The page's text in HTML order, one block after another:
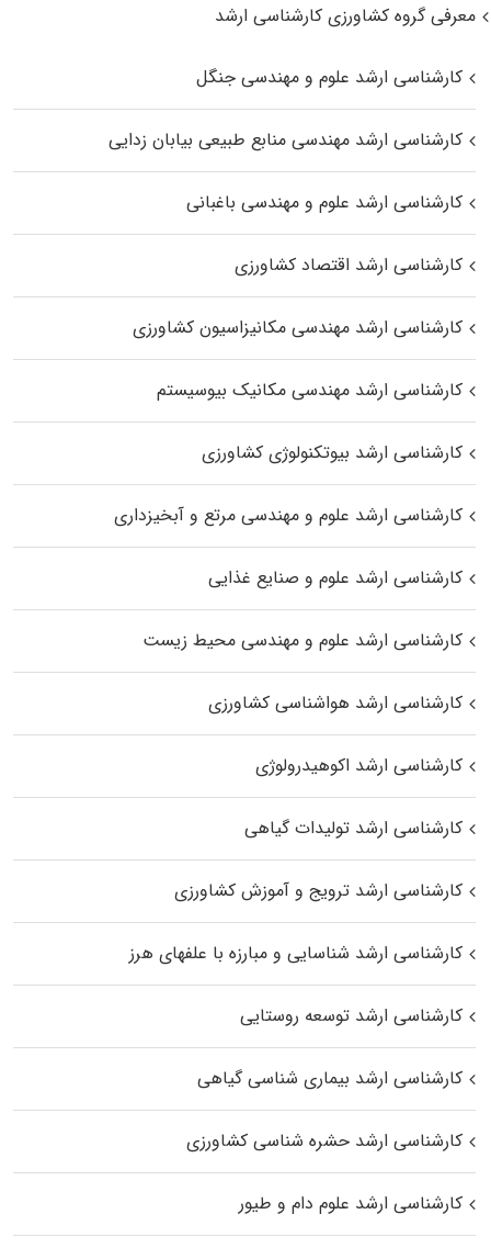
معرفی گروه کشاورزی کارشناسی ارشد
کارشناسی ارشد علوم و مهندسی جنگل
کارشناسی ارشد مهندسی منابع طبیعی بیابان زدایی
کارشناسی ارشد علوم و مهندسی باغبانی
کارشناسی ارشد اقتصاد کشاورزی
کارشناسی ارشد مهندسی مکانیزاسیون کشاورزی
کارشناسی ارشد مهندسی مکانیک بیوسیستم
کارشناسی ارشد بیوتکنولوژی کشاورزی
کارشناسی ارشد علوم و مهندسی مرتع و آبخیزداری
کارشناسی ارشد علوم و صنایع غذایی
کارشناسی ارشد علوم و مهندسی محیط زیست
کارشناسی ارشد هواشناسی کشاورزی
کارشناسی ارشد اکوهیدرولوژی
کارشناسی ارشد تولیدات گیاهی
کارشناسی ارشد ترویج و آموزش کشاورزی
کارشناسی ارشد شناسایی و مبارزه با علفهای هرز
کارشناسی ارشد توسعه روستایی
کارشناسی ارشد بیماری‌ شناسی گیاهی
کارشناسی ارشد حشره‌ شناسی کشاورزی
کارشناسی ارشد علوم دام و طیور